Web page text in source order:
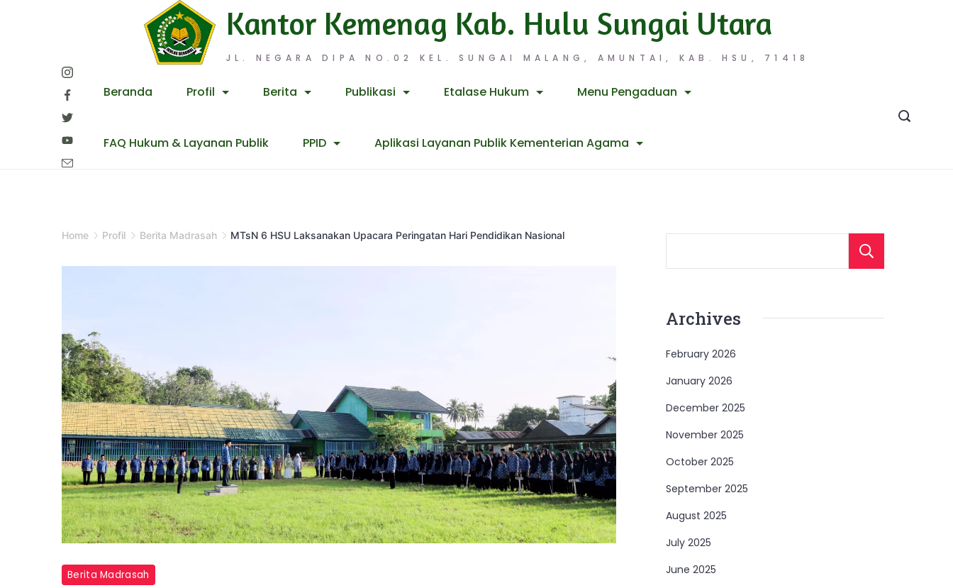
JL. NEGARA DIPA NO.02 KEL. SUNGAI MALANG, AMUNTAI, KAB. HSU, 71418
Kantor Kemenag Kab. Hulu Sungai Utara
Beranda Profil Berita Publikasi Etalase Hukum Menu Pengaduan
FAQ Hukum & Layanan Publik PPID Aplikasi Layanan Publik Kementerian Agama
Home Profil Berita Madrasah MTsN 6 HSU Laksanakan Upacara Peringatan Hari Pendidikan Nasional
Berita Madrasah
Archives
February 2026
January 2026
December 2025
November 2025
October 2025
September 2025
August 2025
July 2025
June 2025